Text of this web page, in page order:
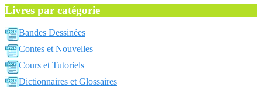
Livres par catégorie
Bandes Dessinées
Contes et Nouvelles
Cours et Tutoriels
Dictionnaires et Glossaires